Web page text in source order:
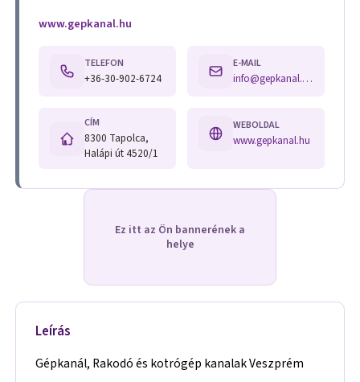
www.gepkanal.hu
TELEFON
+36-30-902-6724
E-MAIL
info@gepkanal.hu
CÍM
8300 Tapolca,
Halápi út 4520/1
WEBOLDAL
www.gepkanal.hu
Ez itt az Ön bannerének a
helye
Leírás
Gépkanál, Rakodó és kotrógép kanalak Veszprém